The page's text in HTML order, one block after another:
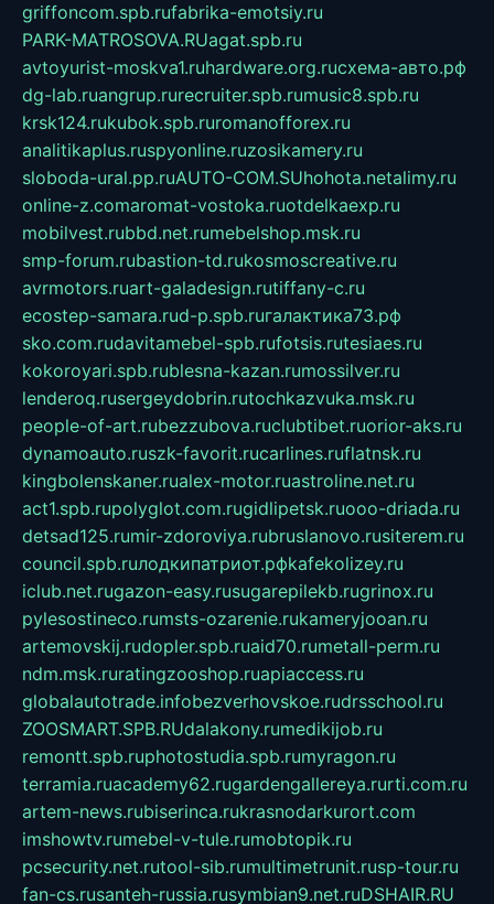
griffoncom.spb.rufabrika-emotsiy.ru
PARK-MATROSOVA.RUagat.spb.ru
avtoyurist-moskva1.ruhardware.org.ruсхема-авто.рф
dg-lab.ruangrup.rurecruiter.spb.rumusic8.spb.ru
krsk124.rukubok.spb.ruromanofforex.ru
analitikaplus.ruspyonline.ruzosikamery.ru
sloboda-ural.pp.ruAUTO-COM.SUhohota.netalimy.ru
online-z.comaromat-vostoka.ruotdelkaexp.ru
mobilvest.rubbd.net.rumebelshop.msk.ru
smp-forum.rubastion-td.rukosmoscreative.ru
avrmotors.ruart-galadesign.rutiffany-c.ru
ecostep-samara.rud-p.spb.ruгалактика73.рф
sko.com.rudavitamebel-spb.rufotsis.rutesiaes.ru
kokoroyari.spb.rublesna-kazan.rumossilver.ru
lenderoq.rusergeydobrin.rutochkazvuka.msk.ru
people-of-art.rubezzubova.ruclubtibet.ruorior-aks.ru
dynamoauto.ruszk-favorit.rucarlines.ruflatnsk.ru
kingbolenskaner.rualex-motor.ruastroline.net.ru
act1.spb.rupolyglot.com.rugidlipetsk.ruooo-driada.ru
detsad125.rumir-zdoroviya.rubruslanovo.rusiterem.ru
council.spb.ruлодкипатриот.рфkafekolizey.ru
iclub.net.rugazon-easy.rusugarepilekb.rugrinox.ru
pylesostineco.rumsts-ozarenie.rukameryjooan.ru
artemovskij.rudopler.spb.ruaid70.rumetall-perm.ru
ndm.msk.ruratingzooshop.ruapiaccess.ru
globalautotrade.infobezverhovskoe.rudrsschool.ru
ZOOSMART.SPB.RUdalakony.rumedikijob.ru
remontt.spb.ruphotostudia.spb.rumyragon.ru
terramia.ruacademy62.rugardengallereya.rurti.com.ru
artem-news.rubiserinca.rukrasnodarkurort.com
imshowtv.rumebel-v-tule.rumobtopik.ru
pcsecurity.net.rutool-sib.rumultimetrunit.rusp-tour.ru
fan-cs.rusanteh-russia.rusymbian9.net.ruDSHAIR.RU